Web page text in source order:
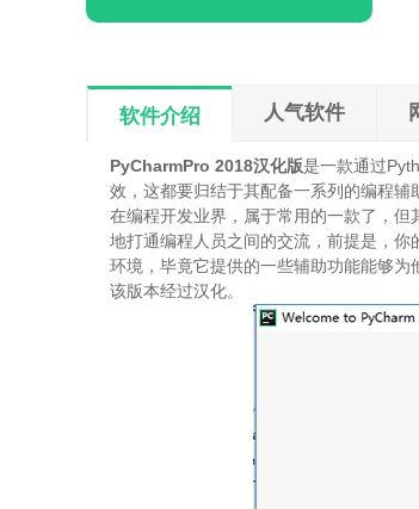
软件介绍 人气软件
PyCharmPro 2018汉化版是一款通过
效，这都要归结于其配备一系列的编程
在编程开发业界，属于常用的一款了，
地打通编程人员之间的交流，前提是，
环境，毕竟它提供的一些辅助功能能够
该版本经过汉化。